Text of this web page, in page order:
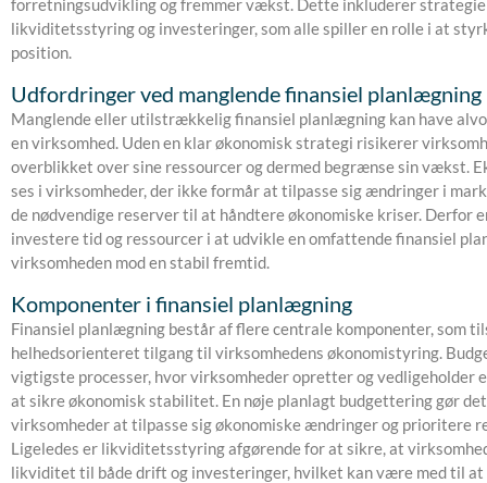
forretningsudvikling og fremmer vækst. Dette inkluderer
likviditetsstyring og investeringer, som alle spiller en rolle i at
position.
Udfordringer ved manglende finansiel planlægning
Manglende eller utilstrækkelig finansiel planlægning kan have
en virksomhed. Uden en klar økonomisk strategi risikerer
overblikket over sine ressourcer og dermed begrænse sin vækst.
ses i virksomheder, der ikke formår at tilpasse sig ændringer i
de nødvendige reserver til at håndtere økonomiske kriser. Derfor
investere tid og ressourcer i at udvikle en omfattende finansiel
virksomheden mod en stabil fremtid.
Komponenter i finansiel planlægning
Finansiel planlægning består af flere centrale komponenter, som
helhedsorienteret tilgang til virksomhedens økonomistyring.
vigtigste processer, hvor virksomheder opretter og vedligeholder
at sikre økonomisk stabilitet. En nøje planlagt budgettering gør
virksomheder at tilpasse sig økonomiske ændringer og prioritere
Ligeledes er likviditetsstyring afgørende for at sikre, at
likviditet til både drift og investeringer, hvilket kan være med til at